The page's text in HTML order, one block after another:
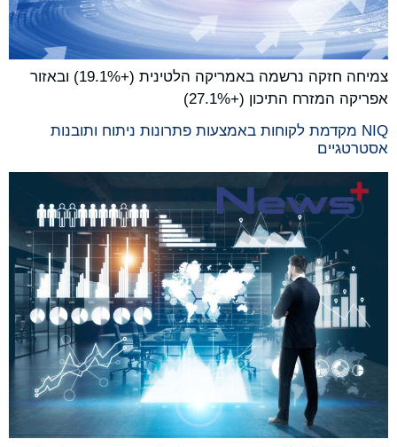
צמיחה חזקה נרשמה באמריקה הלטינית (+19.1%) ובאזור
אפריקה המזרח התיכון (+27.1%)
NIQ מקדמת לקוחות באמצעות פתרונות ניתוח ותובנות
אסטרטגיים